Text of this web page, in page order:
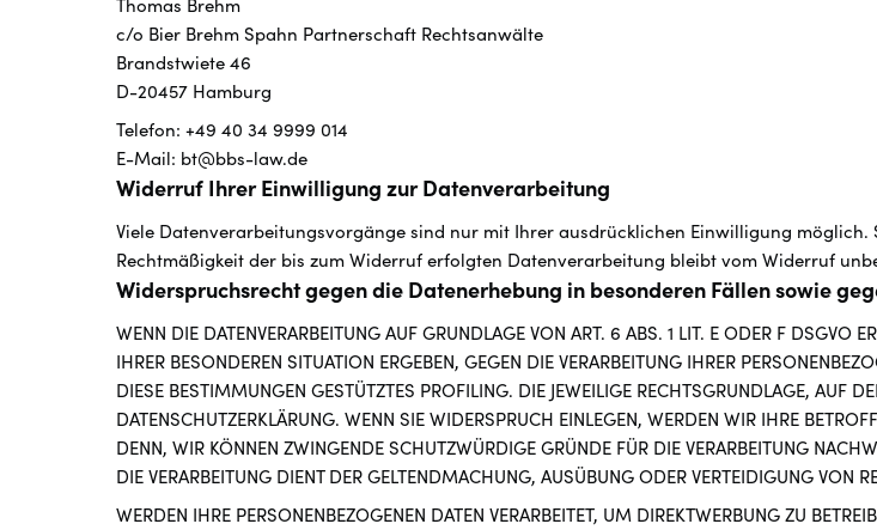
Thomas Brehm
c/o Bier Brehm Spahn Partnerschaft Rechtsanwälte
Brandstwiete 46
D-20457 Hamburg
Telefon: +49 40 34 9999 014
E-Mail: bt@bbs-law.de
Widerruf Ihrer Einwilligung zur Datenverarbeitung
Viele Datenverarbeitungsvorgänge sind nur mit Ihrer ausdrücklichen Einwilligung
Rechtmäßigkeit der bis zum Widerruf erfolgten Datenverarbeitung bleibt vom Widerruf
Widerspruchsrecht gegen die Datenerhebung in besonderen Fällen sowie
WENN DIE DATENVERARBEITUNG AUF GRUNDLAGE VON ART. 6 ABS. 1 LIT. E ODER F DSGVO
IHRER BESONDEREN SITUATION ERGEBEN, GEGEN DIE VERARBEITUNG IHRER
DIESE BESTIMMUNGEN GESTÜTZTES PROFILING. DIE JEWEILIGE RECHTSGRUNDLAGE, AUF
DATENSCHUTZERKLÄRUNG. WENN SIE WIDERSPRUCH EINLEGEN, WERDEN WIR IHRE
DENN, WIR KÖNNEN ZWINGENDE SCHUTZWÜRDIGE GRÜNDE FÜR DIE VERARBEITUNG
DIE VERARBEITUNG DIENT DER GELTENDMACHUNG, AUSÜBUNG ODER VERTEIDIGUNG VON
WERDEN IHRE PERSONENBEZOGENEN DATEN VERARBEITET, UM DIREKTWERBUNG ZU